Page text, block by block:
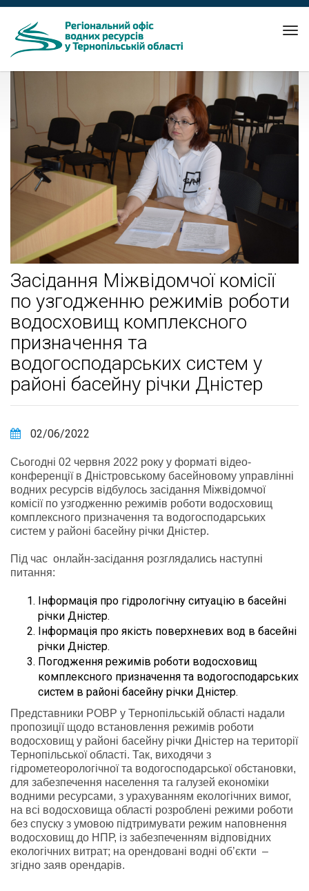
Засідання Міжвідомчої комісії
по узгодженню режимів роботи
водосховищ комплексного
призначення та
водогосподарських систем у
районі басейну річки Дністер
02/06/2022
Сьогодні 02 червня 2022 року у форматі відео-
конференції в Дністровському басейновому управлінні
водних ресурсів відбулось засідання Міжвідомчої
комісії по узгодженню режимів роботи водосховищ
комплексного призначення та водогосподарських
систем у районі басейну річки Дністер.
Під час онлайн-засідання розглядались наступні
питання:
Інформація про гідрологічну ситуацію в басейні
річки Дністер.
Інформація про якість поверхневих вод в басейні
річки Дністер.
Погодження режимів роботи водосховищ
комплексного призначення та водогосподарських
систем в районі басейну річки Дністер.
Представники РОВР у Тернопільській області надали
пропозиції щодо встановлення режимів роботи
водосховищ у районі басейну річки Дністер на території
Тернопільської області. Так, виходячи з
гідрометеорологічної та водогосподарської обстановки,
для забезпечення населення та галузей економіки
водними ресурсами, з урахуванням екологічних вимог,
на всі водосховища області розроблені режими роботи
без спуску з умовою підтримувати режим наповнення
водосховищ до НПР, із забезпеченням відповідних
екологічних витрат; на орендовані водні об’єкти –
згідно заяв орендарів.